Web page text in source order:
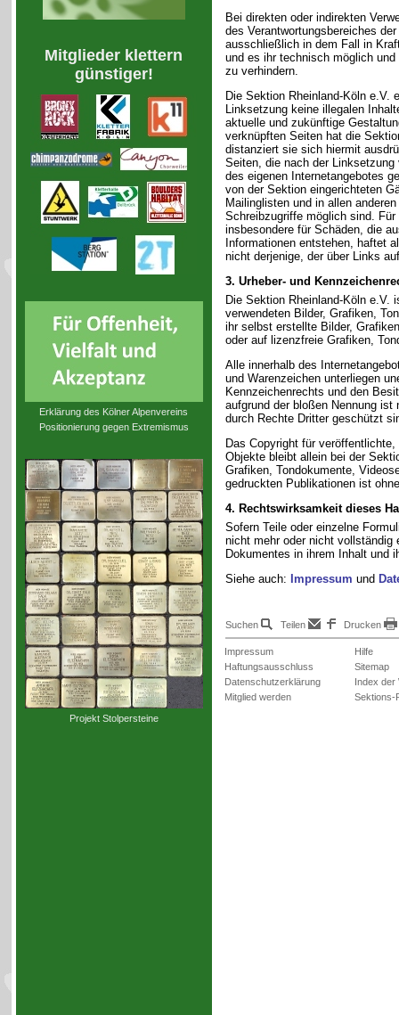
Mitglieder klettern
günstiger!
Erklärung des Kölner Alpenvereins
Positionierung gegen Extremismus
Projekt Stolpersteine
Bei direkten oder indirekten
des Verantwortungsbereiches
ausschließlich in dem Fall in
und es ihr technisch möglich
zu verhindern.
Die Sektion Rheinland-Köln e.V.
Linksetzung keine illegalen
aktuelle und zukünftige
verknüpften Seiten hat die
distanziert sie sich hiermit
Seiten, die nach der
des eigenen Internetangebotes
von der Sektion eingerichteten
Mailinglisten und in allen
Schreibzugriffe möglich sind.
insbesondere für Schäden, die
Informationen entstehen, haftet
nicht derjenige, der über Links
3. Urheber- und
Die Sektion Rheinland-Köln e.V.
verwendeten Bilder, Grafiken,
ihr selbst erstellte Bilder,
oder auf lizenzfreie Grafiken,
Alle innerhalb des
und Warenzeichen unterliegen
Kennzeichenrechts und den
aufgrund der bloßen Nennung
durch Rechte Dritter geschützt
Das Copyright für
Objekte bleibt allein bei der
Grafiken, Tondokumente,
gedruckten Publikationen ist
4. Rechtswirksamkeit dieses
Sofern Teile oder einzelne
nicht mehr oder nicht vollständig
Dokumentes in ihrem Inhalt und
Siehe auch:
Impressum und
Suchen Teilen Drucken
Impressum
Haftungsausschluss
Datenschutzerklärung
Mitglied werden
Hilfe
Sitemap
Index der
Sektions-